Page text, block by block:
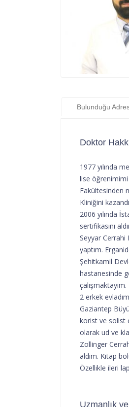
Bulunduğu
Doktor
1977 yılında
lise öğrenimimi
Fakültesinden
Kliniğini
2006 yılında
sertifikasını
Seyyar Cerrahi
yaptım.
Şehitkamil
hastanesinde
çalışmaktayım.
2 erkek
Gaziantep
korist ve solist
olarak ud ve
Zollinger
aldım. Kitap
Özellikle ileri
Uzmanlık